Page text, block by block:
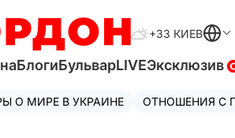
+33 КИЕВ
БлогиБульварLIVEЭксклюзив
О МИРЕ В УКРАИНЕ ОТНОШЕНИЯ С